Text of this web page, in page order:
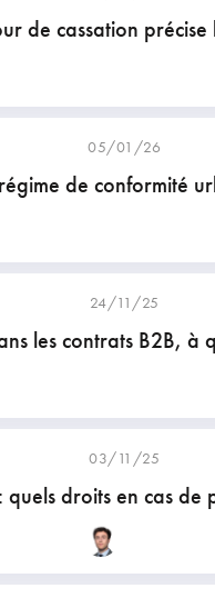
de cassation
05/01/26
de conformité
24/11/25
les contrats B2B,
03/11/25
quels droits en cas